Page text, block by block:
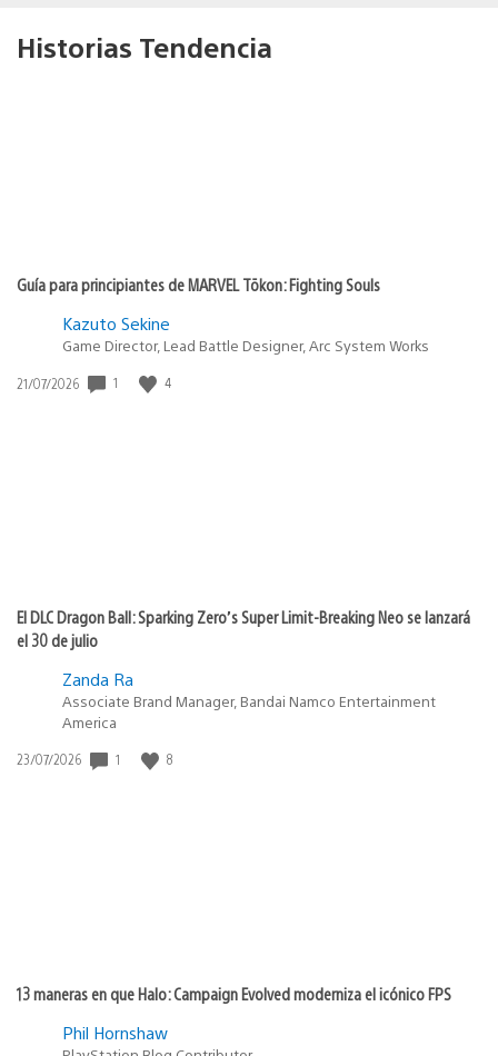
Historias Tendencia
Guía para principiantes de MARVEL Tōkon: Fighting Souls
Kazuto Sekine
Game Director, Lead Battle Designer, Arc System Works
Fecha
21/07/2026 1 4
El DLC Dragon Ball: Sparking Zero’s Super Limit-Breaking Neo se lanzará
el 30 de julio
Zanda Ra
Associate Brand Manager, Bandai Namco Entertainment
America
Fecha
23/07/2026 1 8
13 maneras en que Halo: Campaign Evolved moderniza el icónico FPS
Phil Hornshaw